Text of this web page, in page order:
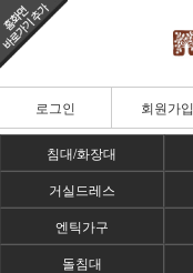
로그인 회원가입
침대/화장대
거실드레스
엔틱가구
돌침대